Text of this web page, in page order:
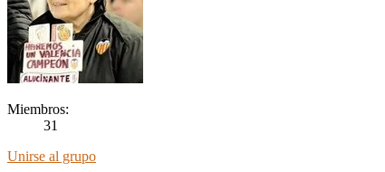
Miembros:
31
Unirse al grupo